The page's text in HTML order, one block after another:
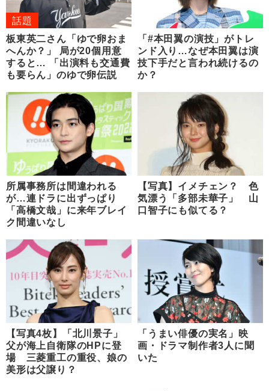
話題
板東英二さん「ゆで卵おま
へんか？」 局が20個用意
すると… 「出演料も交通費
も要らん」のゆで卵伝説
「#本田翼の演技」がトレ
ンド入り…なぜ本田翼は演
技下手だと言われ続けるの
か？
所属事務所は間違われる
が…連ドラに出ずっぱり
「高橋文哉」に来年ブレイ
ク間違いなし
【写真】イメチェン？ 色
気漂う「多部未華子」 山
口智子にも似てる？
【写真4枚】「北川景子」
父が海上自衛隊のHPに登
場 三菱重工の重役、娘の
美形は父譲り？
「うまい俳優の実名」映
画・ドラマ制作者3人に聞
いた